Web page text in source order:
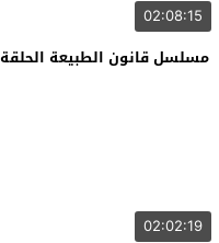
02:08:15
مسلسل قانون الطبيعة الحلقة 9
02:02:19